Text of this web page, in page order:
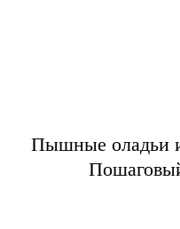
Пышные оладьи